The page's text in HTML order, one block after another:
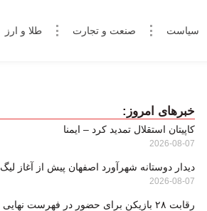
سیاست صنعت و تجارت طلا و ارز
خبرهای امروز:
کاپیتان استقلال تمدید کرد – ایمنا
2026-08-07
دیدار دوستانه شهرآورد اصفهان پیش از آغاز لیگ ۲۶
2026-08-07
رقابت ۲۸ بازیکن برای حضور در فهرست نهایی